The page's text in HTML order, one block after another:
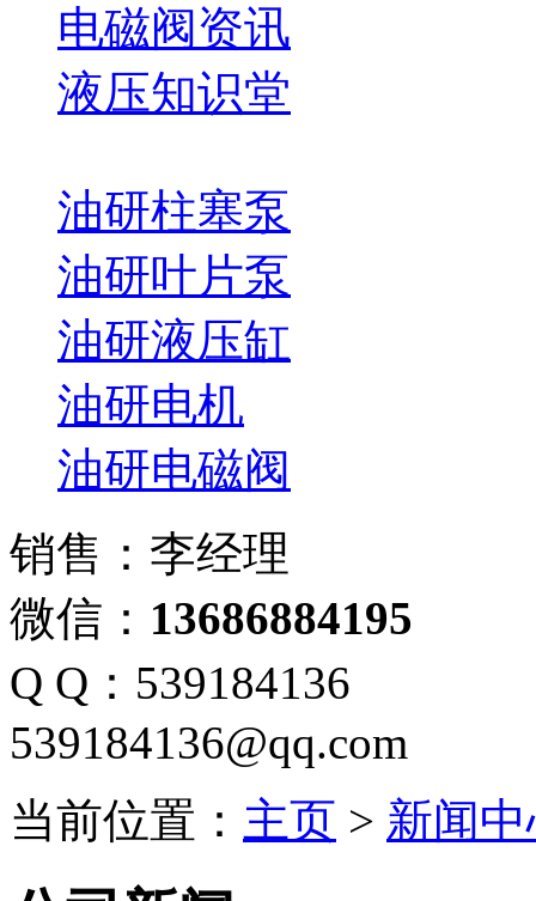
电磁阀资讯
液压知识堂
油研柱塞泵
油研叶片泵
油研液压缸
油研电机
油研电磁阀
销售：李经理
微信： 13686884195
Q Q：539184136
539184136@qq.com
当前位置： 主页 > 新闻